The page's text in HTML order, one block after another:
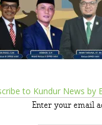
to Kundur News by
Enter your email